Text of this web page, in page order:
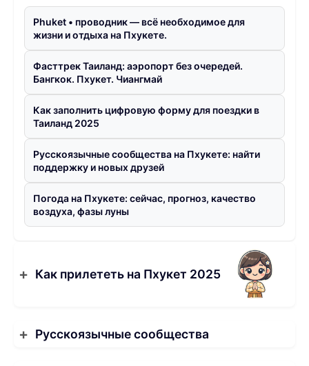
Phuket • проводник — всё необходимое для
жизни и отдыха на Пхукете.
Фасттрек Таиланд: аэропорт без очередей.
Бангкок. Пхукет. Чиангмай
Как заполнить цифровую форму для поездки в
Таиланд 2025
Русскоязычные сообщества на Пхукете: найти
поддержку и новых друзей
Погода на Пхукете: сейчас, прогноз, качество
воздуха, фазы луны
Как прилететь на Пхукет 2025
Русскоязычные сообщества